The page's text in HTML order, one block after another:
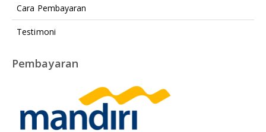
Cara Pembayaran
Testimoni
Pembayaran